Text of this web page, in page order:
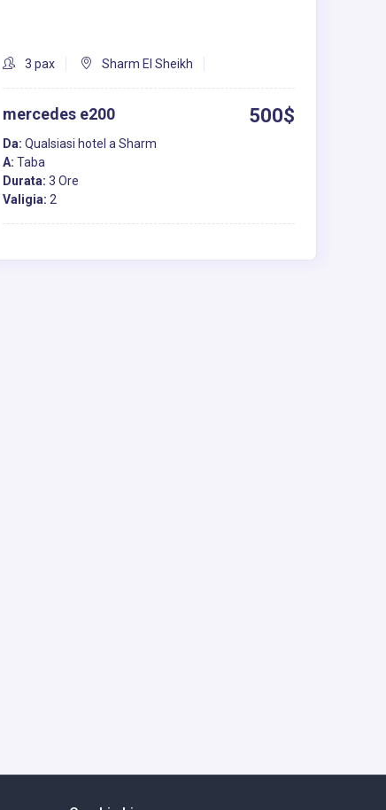
3 pax Sharm El Sheikh
mercedes e200 500$
Da: Qualsiasi hotel a Sharm
A: Taba
Durata: 3 Ore
Valigia: 2